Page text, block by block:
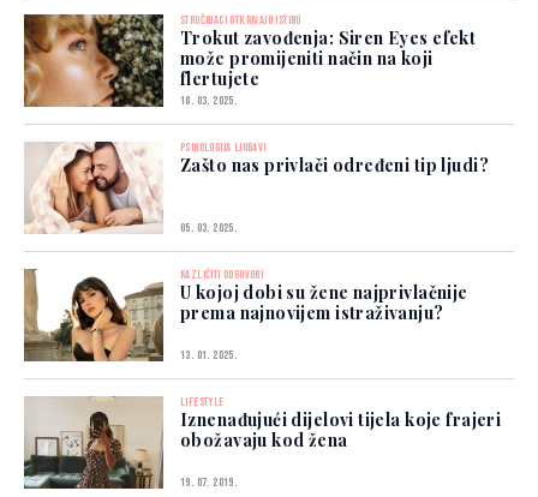
STRUČNJACI OTKRIVAJU ISTINU
Trokut zavođenja: Siren Eyes efekt
može promijeniti način na koji
flertujete
18. 03. 2025.
PSIHOLOGIJA LJUBAVI
Zašto nas privlači određeni tip ljudi?
05. 03. 2025.
RAZLIČITI ODGOVORI
U kojoj dobi su žene najprivlačnije
prema najnovijem istraživanju?
13. 01. 2025.
LIFESTYLE
Iznenađujući dijelovi tijela koje frajeri
obožavaju kod žena
19. 07. 2019.